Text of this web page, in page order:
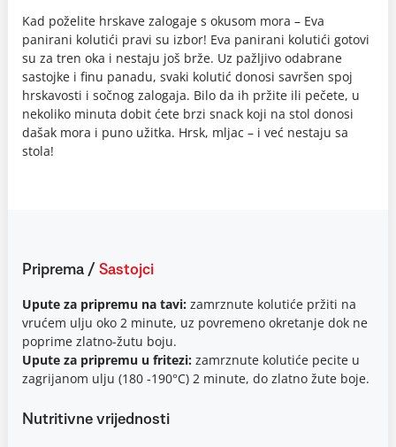
Kad poželite hrskave zalogaje s okusom mora – Eva
panirani kolutići pravi su izbor! Eva panirani kolutići gotovi
su za tren oka i nestaju još brže. Uz pažljivo odabrane
sastojke i finu panadu, svaki kolutić donosi savršen spoj
hrskavosti i sočnog zalogaja. Bilo da ih pržite ili pečete, u
nekoliko minuta dobit ćete brzi snack koji na stol donosi
dašak mora i puno užitka. Hrsk, mljac – i već nestaju sa
stola!
Priprema / Sastojci
Upute za pripremu na tavi: zamrznute kolutiće pržiti na
vrućem ulju oko 2 minute, uz povremeno okretanje dok ne
poprime zlatno-žutu boju.
Upute za pripremu u fritezi: zamrznute kolutiće pecite u
zagrijanom ulju (180 -190°C) 2 minute, do zlatno žute boje.
Nutritivne vrijednosti